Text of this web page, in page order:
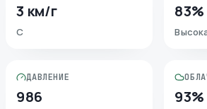
3 км/г
С
83%
ДАВЛЕНИЕ
986 93%